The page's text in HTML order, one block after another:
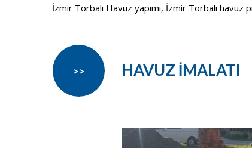
İzmir Torbalı Havuz yapımı, İzmir Torbalı havuz
HAVUZ İMALATI
>>